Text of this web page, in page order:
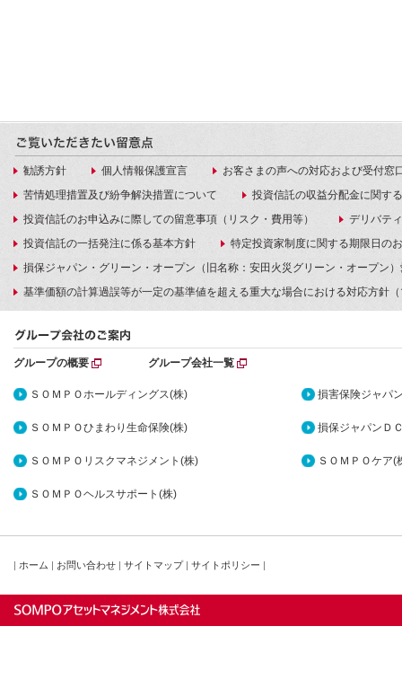
勧誘方針 個人情報保護宣言
お客さまの声への対応および受付窓
苦情処理措置及び紛争解決措置について
投資信託の収益分配金に関す
投資信託のお申込みに際しての留意事項（リスク・費用等）
デリバテ
投資信託の一括発注に係る基本方針
特定投資家制度に関する期限日の
損保ジャパン・グリーン・オープン（旧名称：安田火災グリーン・オープン
基準価額の計算過誤等が一定の基準値を超える重大な場合における対応方針
グループの概要 グループ会社一覧
ＳＯＭＰＯホールディングス(株) 損害保険ジャパ
ＳＯＭＰＯひまわり生命保険(株) 損保ジャパンＤ
ＳＯＭＰＯリスクマネジメント(株) ＳＯＭＰＯケア(
ＳＯＭＰＯヘルスサポート(株)
ホーム お問い合わせ サイトマップ サイトポリシー